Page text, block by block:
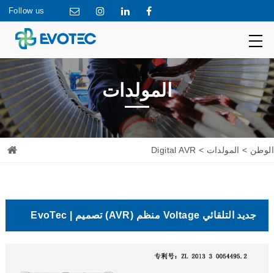
Follow us
المولدات
الوطن > المولدات > Digital AVR
جديد التلقائي Voltage منظم (AVR) تصميم | EvoTec